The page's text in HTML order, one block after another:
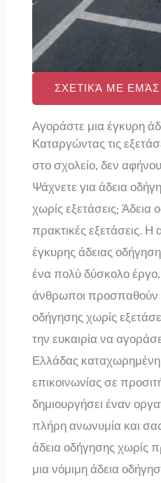
ΣΧΕΤΙΚΆ ΜΕ ΕΜΆΣ
Αγοράστε μια έγκυρη
Καταργώντας τις
στο σχολείο, δεν
Ψάχνετε για άδεια
χωρίς εξετάσεις; Άδεια
πρακτικές εξετάσεις. Η
έγκυρης άδειας
ένα πολύ δύσκολο έργο,
άνθρωποι προσπαθούν
οδήγησης χωρίς
την ευκαιρία να
Ελλάδας καταχωρημένη
επικοινωνίας σε
δημιουργήσει έναν
πλήρη ανωνυμία και
άδεια οδήγησης χωρίς
μια νόμιμη άδεια